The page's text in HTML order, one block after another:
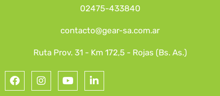
02475-433840
contacto@gear-sa.com.ar
Ruta Prov. 31 - Km 172,5 - Rojas (Bs. As.)